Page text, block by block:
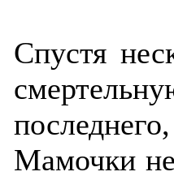
Спустя
Мамочки